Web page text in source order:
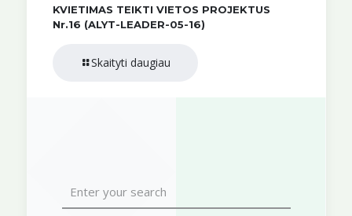
KVIETIMAS TEIKTI VIETOS PROJEKTUS
Nr.16 (ALYT-LEADER-05-16)
Skaityti daugiau